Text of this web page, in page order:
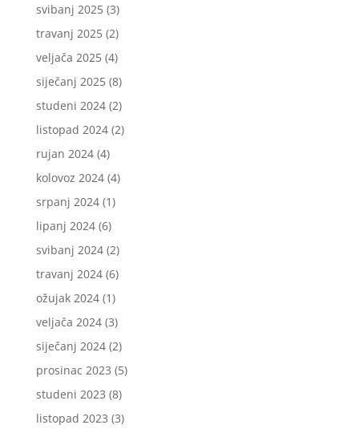
svibanj 2025(3)
travanj 2025(2)
veljača 2025(4)
siječanj 2025(8)
studeni 2024(2)
listopad 2024(2)
rujan 2024(4)
kolovoz 2024(4)
srpanj 2024(1)
lipanj 2024(6)
svibanj 2024(2)
travanj 2024(6)
ožujak 2024(1)
veljača 2024(3)
siječanj 2024(2)
prosinac 2023 (5)
studeni 2023 (8)
listopad 2023 (3)